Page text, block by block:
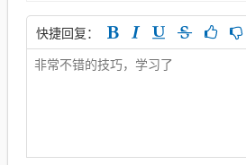
快捷回复：